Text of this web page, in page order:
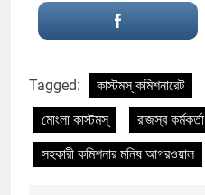
Tagged: কাস্টমস্ কমিশনারেট
মোংলা কাস্টমস্
রাজস্ব কর্মকর্তা
সহকারী কমিশনার মনিষ আগরওয়াল